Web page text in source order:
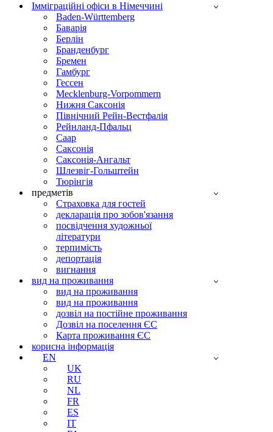
Імміграційні офіси в Німеччині
Baden-Württemberg
Баварія
Берлін
Бранденбург
Бремен
Гамбург
Гессен
Mecklenburg-Vorpommern
Нижня Саксонія
Північний Рейн-Вестфалія
Рейнланд-Пфальц
Саар
Саксонія
Саксонія-Ангальт
Шлезвіг-Гольштейн
Тюрінгія
предметів
Страховка для гостей
декларація про зобов'язання
посвідчення художньої
літератури
терпимість
депортація
вигнання
вид на проживання
вид на проживання
вид на проживання
дозвіл на постійне проживання
Дозвіл на поселення ЄС
Карта проживання ЄС
корисна інформація
EN
UK
RU
NL
FR
ES
IT